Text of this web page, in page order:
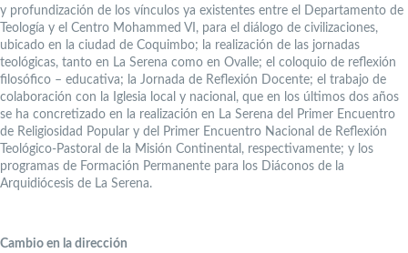
y profundización de los vínculos ya existentes entre el Departamento de
Teología y el Centro Mohammed VI, para el diálogo de civilizaciones,
ubicado en la ciudad de Coquimbo; la realización de las jornadas
teológicas, tanto en La Serena como en Ovalle; el coloquio de reflexión
filosófico – educativa; la Jornada de Reflexión Docente; el trabajo de
colaboración con la Iglesia local y nacional, que en los últimos dos años
se ha concretizado en la realización en La Serena del Primer Encuentro
de Religiosidad Popular y del Primer Encuentro Nacional de Reflexión
Teológico-Pastoral de la Misión Continental, respectivamente; y los
programas de Formación Permanente para los Diáconos de la
Arquidiócesis de La Serena.
Cambio en la dirección